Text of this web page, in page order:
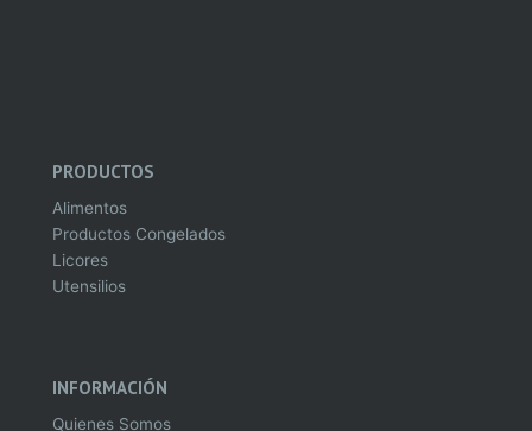
PRODUCTOS
Alimentos
Productos Congelados
Licores
Utensilios
INFORMACIÓN
Quienes Somos